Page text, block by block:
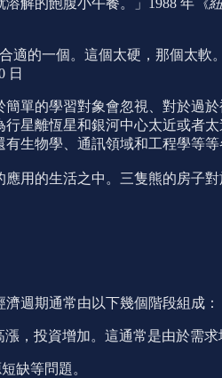
適的一個。這個太硬，那個太軟
日
單的學習對象會忽視、對於過
星離恆星和銀河中心太近或者
生物學、通訊領域和工程學等等
用的生活之中。三隻熊的房子
週期通常由以下幾個階段組成：
，投資增加。這通常是由於需
缺等問題。